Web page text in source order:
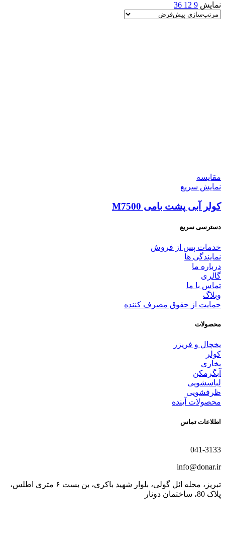
نمایش 9
12
36
مقايسه
نمایش سریع
کولر آبی پشت بامی M7500
دسترسی سریع
خدمات پس از فروش
نمایندگی ها
درباره ما
گالری
تماس با ما
وبلاگ
حمایت از حقوق مصرف کننده
محصولات
یخچال و فریزر
کولر
بخاری
آبگرمکن
لباسشویی
ظرفشویی
محصولات آینده
اطلاعات تماس
041-3133
info@donar.ir
تبریز، محله ائل گولی، بلوار شهید باکری، بن بست ۶ متری اطلس،
پلاک 80، ساختمان دونار